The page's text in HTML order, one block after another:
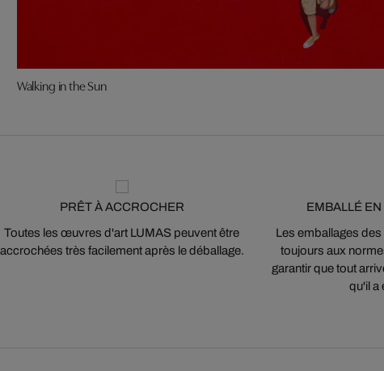
Walking in the Sun
PRÊT À ACCROCHER
Toutes les œuvres d'art LUMAS peuvent être
accrochées très facilement après le déballage.
EMBALLÉ
Les emballages
toujours aux
garantir que tout
qu'il a